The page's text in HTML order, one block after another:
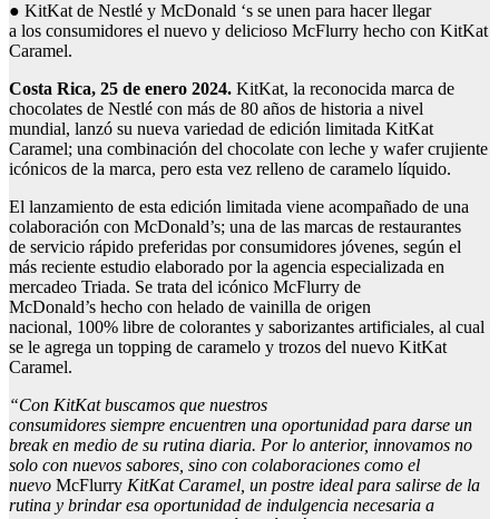
● KitKat de Nestlé y McDonald ‘s se unen para hacer llegar
a los consumidores el nuevo y delicioso McFlurry hecho con KitKat
Caramel.
Costa Rica, 25 de enero 2024. KitKat, la reconocida marca de
chocolates de Nestlé con más de 80 años de historia a nivel
mundial, lanzó su nueva variedad de edición limitada KitKat
Caramel; una combinación del chocolate con leche y wafer crujiente
icónicos de la marca, pero esta vez relleno de caramelo líquido.
El lanzamiento de esta edición limitada viene acompañado de una
colaboración con McDonald’s; una de las marcas de restaurantes
de servicio rápido preferidas por consumidores jóvenes, según el
más reciente estudio elaborado por la agencia especializada en
mercadeo Triada. Se trata del icónico McFlurry de
McDonald’s hecho con helado de vainilla de origen
nacional, 100% libre de colorantes y saborizantes artificiales, al cual
se le agrega un topping de caramelo y trozos del nuevo KitKat
Caramel.
“Con KitKat buscamos que nuestros
consumidores siempre encuentren una oportunidad para darse un
break en medio de su rutina diaria. Por lo anterior, innovamos no
solo con nuevos sabores, sino con colaboraciones como el
nuevo McFlurry KitKat Caramel, un postre ideal para salirse de la
rutina y brindar esa oportunidad de indulgencia necesaria a